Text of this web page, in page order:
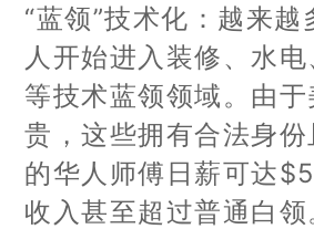
“蓝领”技术化：越来越
人开始进入装修、水
等技术蓝领领域。由于
贵，这些拥有合法身份
的华人师傅日薪可达
收入甚至超过普通白领